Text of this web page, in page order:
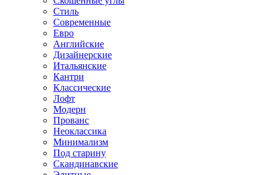
Стиль
Современные
Евро
Английские
Дизайнерские
Итальянские
Кантри
Классические
Лофт
Модерн
Прованс
Неоклассика
Минимализм
Под старину
Скандинавские